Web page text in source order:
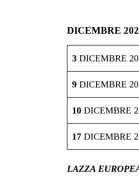
DICEMBRE
3DICEMBRE
9DICEMBRE
10 DICEMBRE
17DICEMBRE
LAZZA